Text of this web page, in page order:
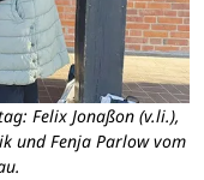
Felix Jonaßon (v.li.),
und Fenja Parlow vom